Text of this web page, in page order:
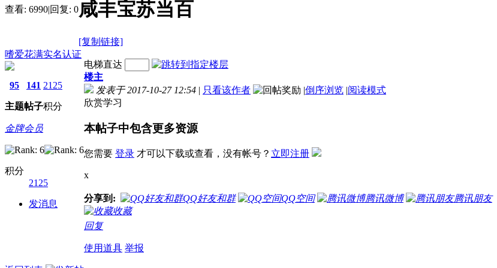
查看: 6990|回复: 0咸丰宝苏当百
[复制链接]
嗜爱花满实名认证
95
主题
141
帖子
2125
积分
金牌会员
积分
2125
发消息
电梯直达
楼主
发表于 2017-10-27 12:54 | 只看该作者 |倒序浏览 |阅读模式
欣赏学习
本帖子中包含更多资源
您需要 登录 才可以下载或查看，没有帐号？ 立即注册
x
分享到: QQ好友和群 QQ空间 腾讯微博
腾讯朋友
收藏
回复
使用道具 举报